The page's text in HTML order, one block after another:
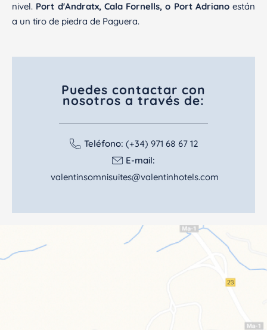
Puedes contactar con
nosotros a través de:
Teléfono: (+34) 971 68 67 12
E-mail:
valentinsomnisuites@valentinhotels.com
nivel. Port d'Andratx, Cala Fornells, o Port Adrianoestán
a un tiro de piedra de Paguera.